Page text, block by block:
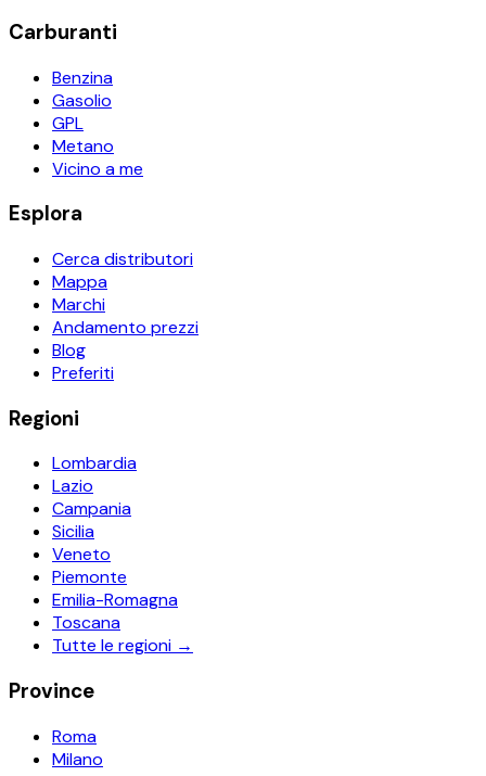
Carburanti
Benzina
Gasolio
GPL
Metano
Vicino a me
Esplora
Cerca distributori
Mappa
Marchi
Andamento prezzi
Blog
Preferiti
Regioni
Lombardia
Lazio
Campania
Sicilia
Veneto
Piemonte
Emilia-Romagna
Toscana
Tutte le regioni →
Province
Roma
Milano